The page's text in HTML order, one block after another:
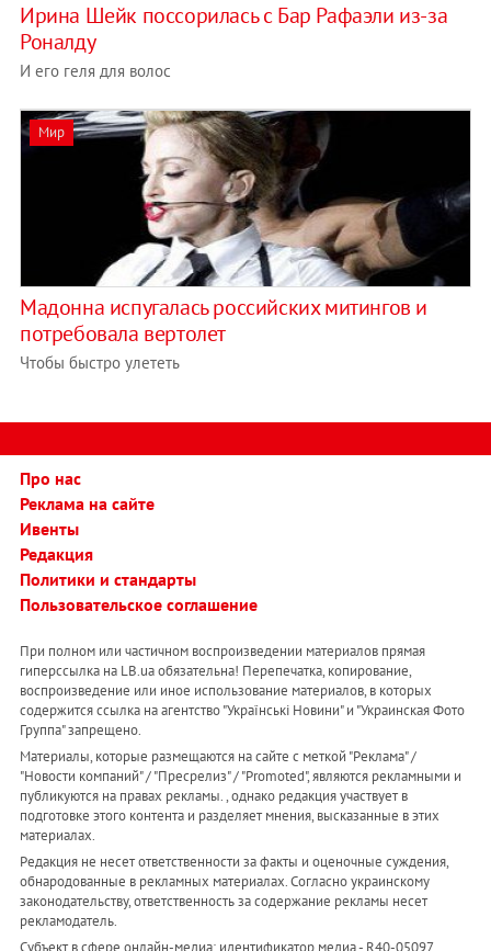
Ирина Шейк поссорилась с Бар Рафаэли из-за
Роналду
И его геля для волос
Мир
Мадонна испугалась российских митингов и
потребовала вертолет
Чтобы быстро улететь
Про нас
Реклама на сайте
Ивенты
Редакция
Политики и стандарты
Пользовательское соглашение
При полном или частичном воспроизведении материалов прямая
гиперссылка на LB.ua обязательна! Перепечатка, копирование,
воспроизведение или иное использование материалов, в которых
содержится ссылка на агентство "Українськi Новини" и "Украинская Фото
Группа" запрещено.
Материалы, которые размещаются на сайте с меткой "Реклама" /
"Новости компаний" / "Пресрелиз" / "Promoted", являются рекламными и
публикуются на правах рекламы. , однако редакция участвует в
подготовке этого контента и разделяет мнения, высказанные в этих
материалах.
Редакция не несет ответственности за факты и оценочные суждения,
обнародованные в рекламных материалах. Согласно украинскому
законодательству, ответственность за содержание рекламы несет
рекламодатель.